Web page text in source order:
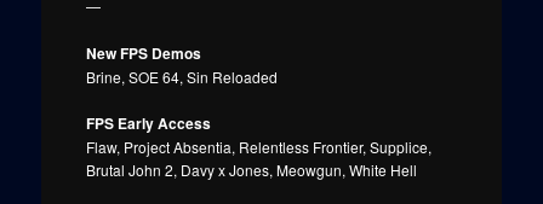
—
New FPS Demos
Brine, SOE 64, Sin Reloaded
FPS Early Access
Flaw, Project Absentia, Relentless Frontier, Supplice,
Brutal John 2, Davy x Jones, Meowgun, White Hell